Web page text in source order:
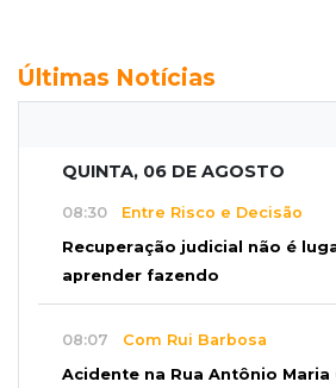
Últimas Notícias
QUINTA, 06 DE AGOSTO
08:30 Entre Risco e Decisão
Recuperação judicial não é
aprender fazendo
08:07 Com Rui Barbosa
Acidente na Rua Antônio Maria